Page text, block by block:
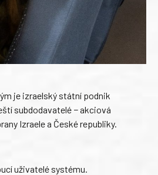
je izraelský státní podnik
subdodavatelé − akciová
Izraele a České republiky.
uživatelé systému.